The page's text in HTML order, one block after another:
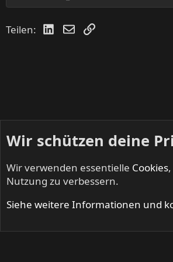
Teilen: LinkedIn
E-MailLink
Startseite Foren Kleinanzeigen
Wir schützen deine
Wir verwenden essentielle Cookies
Nutzung zu verbessern.
Siehe weitere Informationen und